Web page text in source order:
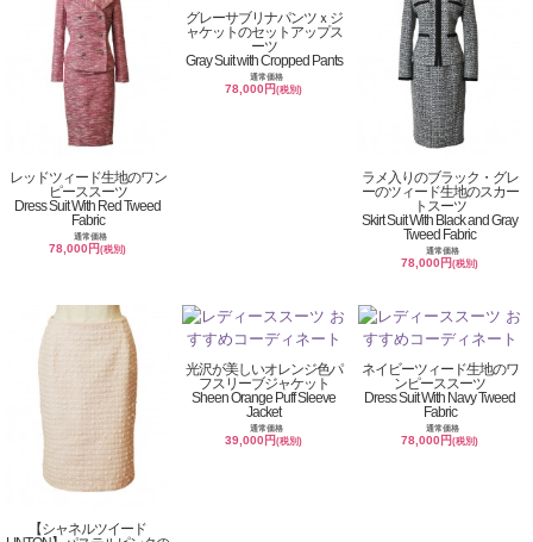
レッドツィード生地のワン
ピーススーツ
Dress Suit With Red Tweed
Fabric
通常価格
78,000円(税別)
グレーサブリナパンツｘジ
ャケットのセットアップス
ーツ
Gray Suit with Cropped Pants
通常価格
78,000円(税別)
ラメ入りのブラック・グレ
ーのツィード生地のスカー
トスーツ
Skirt Suit With Black and Gray
Tweed Fabric
通常価格
78,000円(税別)
【シャネルツイード
光沢が美しいオレンジ色パ
フスリーブジャケット
Sheen Orange Puff Sleeve
Jacket
通常価格
39,000円(税別)
ネイビーツィード生地のワ
ンピーススーツ
Dress Suit With Navy Tweed
Fabric
通常価格
78,000円(税別)